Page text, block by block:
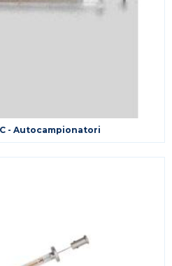
- Autocampionatori